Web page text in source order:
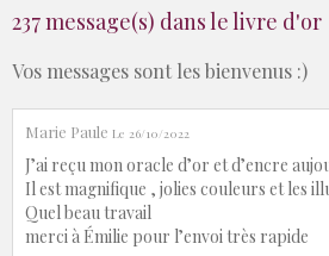
237 message(s) dans le livre d'or
Vos messages sont les bienvenus :)
Marie Paule Le 26/10/2022
J’ai reçu mon oracle d’or et d’encre
Il est magnifique , jolies couleurs et les
Quel beau travail
merci à Émilie pour l’envoi très rapide